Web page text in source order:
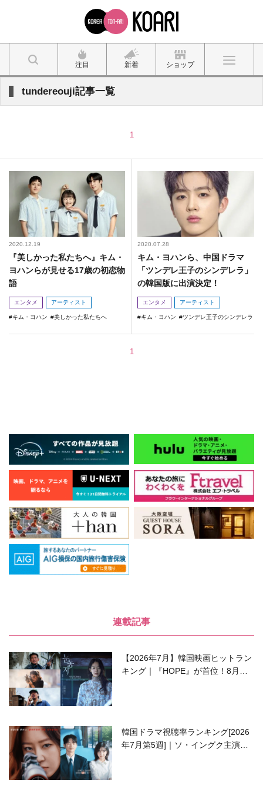
注目 新着 ショップ
tundereouji記事一覧
1
2020.12.19
『美しかった私たちへ』キム・
ヨハンらが見せる17歳の初恋物
語
エンタメ アーティスト
キム・ヨハン 美しかった私たちへ
2020.07.28
キム・ヨハンら、中国ドラマ
「ツンデレ王子のシンデレラ」
の韓国版に出演決定！
エンタメ アーティスト
キム・ヨハン ツンデレ王子のシンデレラ
1
連載記事
【2026年7月】韓国映画ヒットラン
キング｜『HOPE』が首位！8月公
韓国ドラマ視聴率ランキング[2026
年7月第5週]｜ソ・イングク主演の